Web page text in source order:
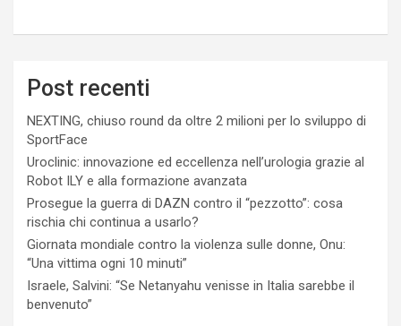
Post recenti
NEXTING, chiuso round da oltre 2 milioni per lo sviluppo di
SportFace
Uroclinic: innovazione ed eccellenza nell’urologia grazie al
Robot ILY e alla formazione avanzata
Prosegue la guerra di DAZN contro il “pezzotto”: cosa
rischia chi continua a usarlo?
Giornata mondiale contro la violenza sulle donne, Onu:
“Una vittima ogni 10 minuti”
Israele, Salvini: “Se Netanyahu venisse in Italia sarebbe il
benvenuto”